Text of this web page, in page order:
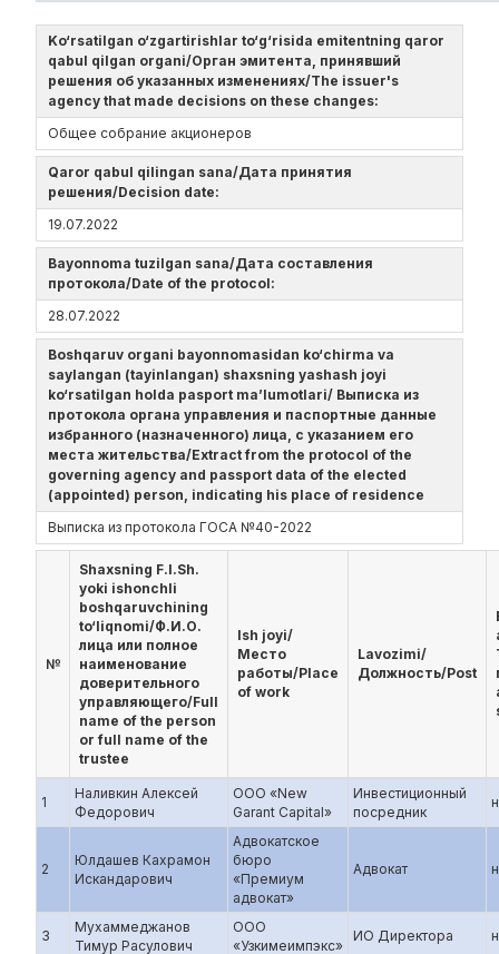
Ko‘rsatilgan o‘zgartirishlar to‘g‘risida emitentning qaror
qabul qilgan organi/Орган эмитента, принявший
решения об указанных изменениях/The issuer's
agency that made decisions on these changes:
Общее собрание акционеров
Qaror qabul qilingan sana/Дата принятия
решения/Decision date:
19.07.2022
Bayonnoma tuzilgan sana/Дата составления
протокола/Date of the protocol:
28.07.2022
Boshqaruv organi bayonnomasidan ko‘chirma va
saylangan (tayinlangan) shaxsning yashash joyi
ko‘rsatilgan holda pasport ma’lumotlari/ Выписка из
протокола органа управления и паспортные данные
избранного (назначенного) лица, с указанием его
места жительства/Extract from the protocol of the
governing agency and passport data of the elected
(appointed) person, indicating his place of residence
Выписка из протокола ГОСА №40-2022
№
Shaxsning F.I.Sh.
yoki ishonchli
boshqaruvchining
to‘liqnomi/Ф.И.О.
лица или полное
наименование
доверительного
управляющего/Full
name of the person
or full name of the
trustee
Ish joyi/
Место
работы/Place
of work
Lavozimi/
Должность/Post
1
Наливкин Алексей
Федорович
ООО «New
Garant Capital»
Инвестиционный
посредник
2
Юлдашев Кахрамон
Искандарович
Адвокатское
бюро
«Премиум
адвокат»
Адвокат
3
Мухаммеджанов
Тимур Расулович
ООО
«Узкимеимпэкс»
ИО Директора